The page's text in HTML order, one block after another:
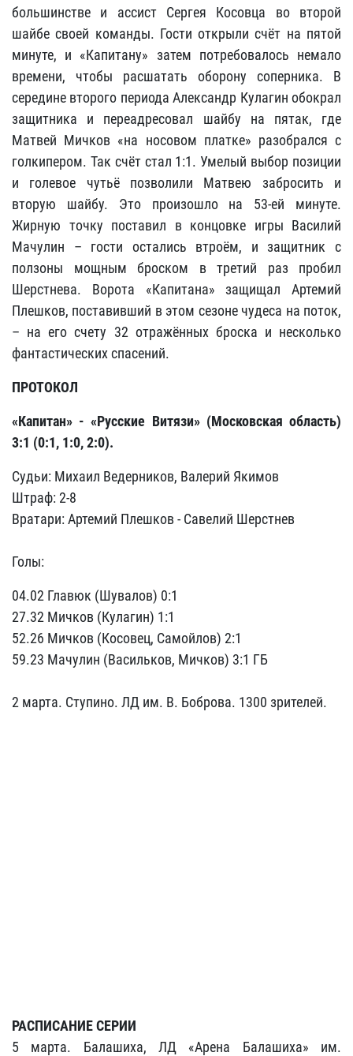
большинстве и ассист Сергея Косовца во второй
шайбе своей команды. Гости открыли счёт на пятой
минуте, и «Капитану» затем потребовалось немало
времени, чтобы расшатать оборону соперника. В
середине второго периода Александр Кулагин обокрал
защитника и переадресовал шайбу на пятак, где
Матвей Мичков «на носовом платке» разобрался с
голкипером. Так счёт стал 1:1. Умелый выбор позиции
и голевое чутьё позволили Матвею забросить и
вторую шайбу. Это произошло на 53-ей минуте.
Жирную точку поставил в концовке игры Василий
Мачулин – гости остались втроём, и защитник с
ползоны мощным броском в третий раз пробил
Шерстнева. Ворота «Капитана» защищал Артемий
Плешков, поставивший в этом сезоне чудеса на поток,
– на его счету 32 отражённых броска и несколько
фантастических спасений.
ПРОТОКОЛ
«Капитан» - «Русские Витязи» (Московская область)
3:1 (0:1, 1:0, 2:0).
Судьи: Михаил Ведерников, Валерий Якимов
Штраф: 2-8
Вратари: Артемий Плешков - Савелий Шерстнев
Голы:
04.02 Главюк (Шувалов) 0:1
27.32 Мичков (Кулагин) 1:1
52.26 Мичков (Косовец, Самойлов) 2:1
59.23 Мачулин (Васильков, Мичков) 3:1 ГБ
2 марта. Ступино. ЛД им. В. Боброва. 1300 зрителей.
РАСПИСАНИЕ СЕРИИ
5 марта. Балашиха, ЛД «Арена Балашиха» им.